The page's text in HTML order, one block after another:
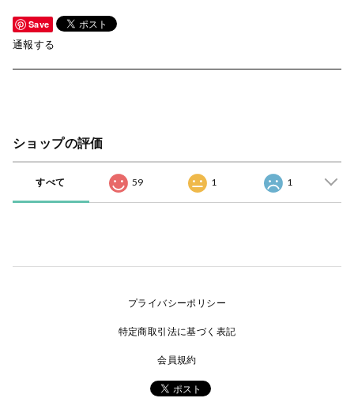
Save
通報する
ショップの評価
すべて 59 1 1
プライバシーポリシー
特定商取引法に基づく表記
会員規約